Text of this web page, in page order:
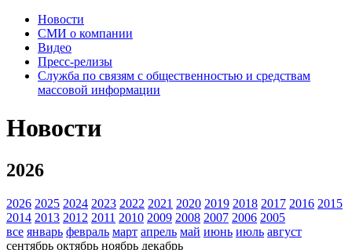
Новости
СМИ о компании
Видео
Пресс-релизы
Служба по связям с общественностью и средствам
массовой информации
Новости
2026
2026 2025 2024 2023 2022 2021 2020 2019 2018 2017 2016 2015
2014 2013 2012 2011 2010 2009 2008 2007 2006 2005
все январь февраль март апрель май июнь июль август
сентябрь октябрь ноябрь декабрь